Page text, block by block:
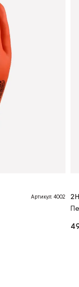
Артикул: 4002